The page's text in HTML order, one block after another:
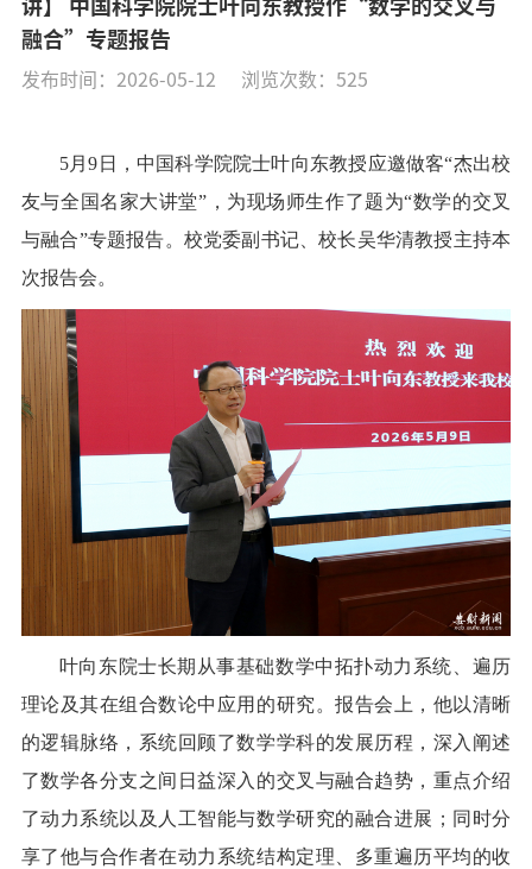
讲】 中国科学院院士叶向东教授作“数学的交叉与
融合”专题报告
发布时间：2026-05-12 浏览次数： 525
5月9日，中国科学院院士叶向东教授应邀做客“杰出校
友与全国名家大讲堂”，为现场师生作了题为“数学的交叉
与融合”专题报告。校党委副书记、校长吴华清教授主持本
次报告会。
叶向东院士长期从事基础数学中拓扑动力系统、遍历
理论及其在组合数论中应用的研究。报告会上，他以清晰
的逻辑脉络，系统回顾了数学学科的发展历程，深入阐述
了数学各分支之间日益深入的交叉与融合趋势，重点介绍
了动力系统以及人工智能与数学研究的融合进展；同时分
享了他与合作者在动力系统结构定理、多重遍历平均的收